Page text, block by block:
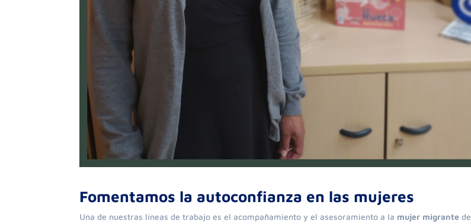
Fomentamos la autoconfianza en las mujeres
Una de nuestras líneas de trabajo es el acompañamiento y el asesoramiento a la mujer migrante